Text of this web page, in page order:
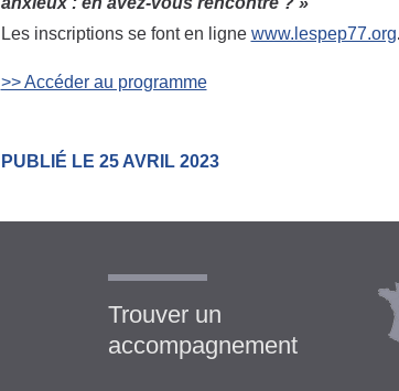
Les inscriptions se font en ligne www.lespep77.org
>> Accéder au programme
PUBLIÉ LE 25 AVRIL 2023
Trouver un
accompagnement